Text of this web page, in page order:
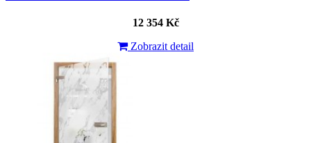
12 354 Kč
Zobrazit detail